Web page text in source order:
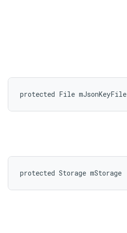
protected File mJsonKeyFile
protected Storage mStorage